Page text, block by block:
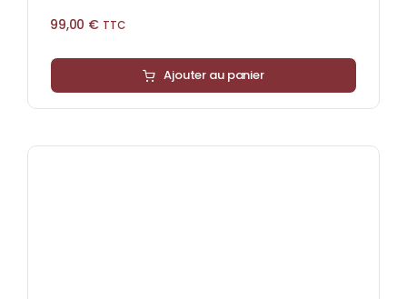
99,00 € TTC
Ajouter au panier